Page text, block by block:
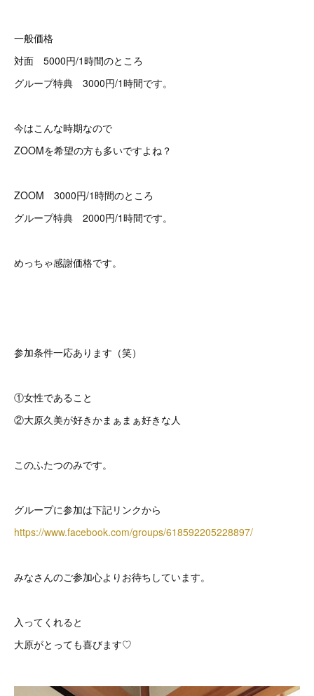
一般価格
対面 5000円/1時間のところ
グループ特典 3000円/1時間です。
今はこんな時期なので
ZOOMを希望の方も多いですよね？
ZOOM 3000円/1時間のところ
グループ特典 2000円/1時間です。
めっちゃ感謝価格です。
参加条件一応あります（笑）
①女性であること
②大原久美が好きかまぁまぁ好きな人
このふたつのみです。
グループに参加は下記リンクから
https://www.facebook.com/groups/618592205228897/
みなさんのご参加心よりお待ちしています。
入ってくれると
大原がとっても喜びます♡